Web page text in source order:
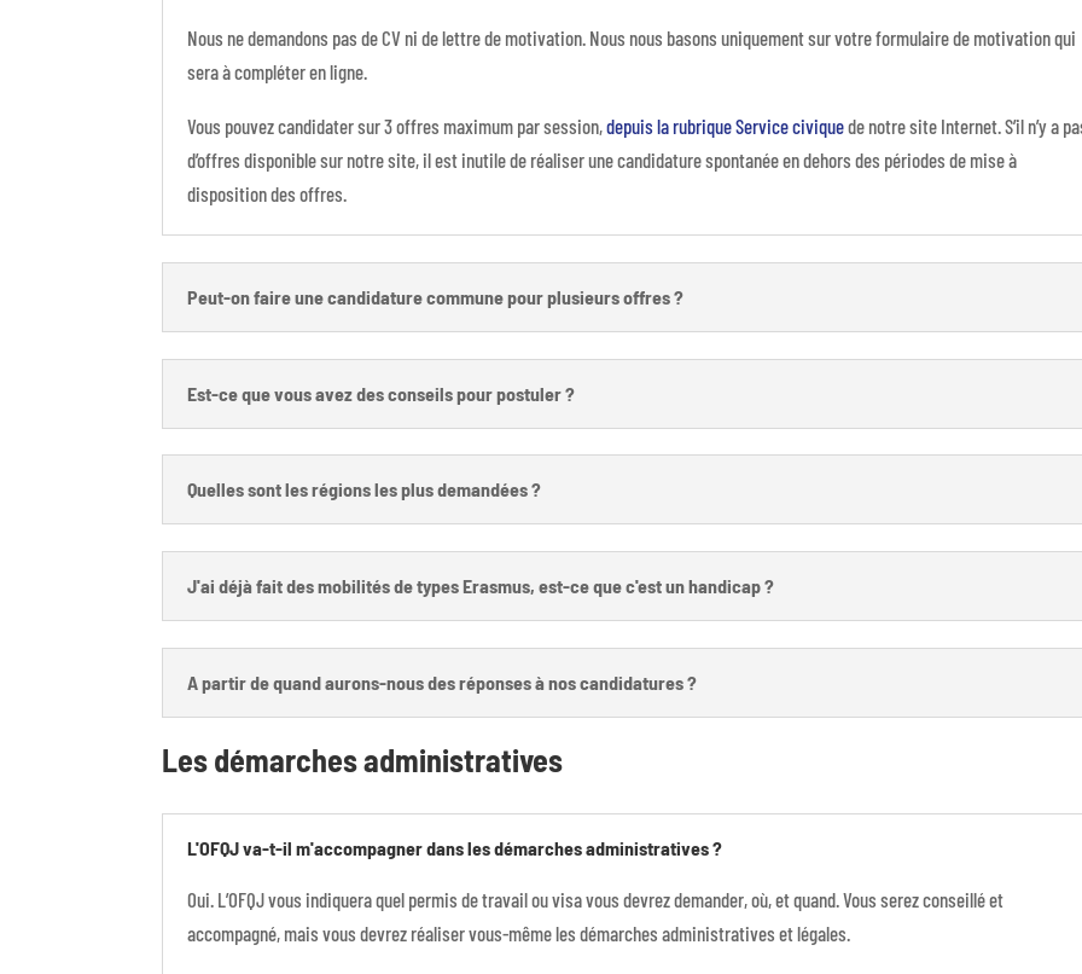
Nous ne demandons pas de CV ni de lettre de motivation. Nous nous basons uniquement sur votre formulaire de motivation qui
sera à compléter en ligne.
Vous pouvez candidater sur 3 offres maximum par session,depuis la rubrique Service civiquede notre site Internet. S’il n’y a
d’offres disponible sur notre site, il est inutile de réaliser une candidature spontanée en dehors des périodes de mise à
disposition des offres.
Peut-on faire une candidature commune pour plusieurs offres ?
Est-ce que vous avez des conseils pour postuler ?
Quelles sont les régions les plus demandées ?
J'ai déjà fait des mobilités de types Erasmus, est-ce que c'est un handicap ?
A partir de quand aurons-nous des réponses à nos candidatures ?
Les démarches administratives
L'OFQJ va-t-il m'accompagner dans les démarches administratives ?
Oui. L’OFQJ vous indiquera quel permis de travail ou visa vous devrez demander, où, et quand. Vous serez conseillé et
accompagné, mais vous devrez réaliser vous-même les démarches administratives et légales.